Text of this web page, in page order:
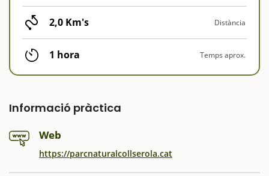
2,0 Km's Distància
1 hora Temps aprox.
Informació pràctica
Web
https://parcnaturalcollserola.cat